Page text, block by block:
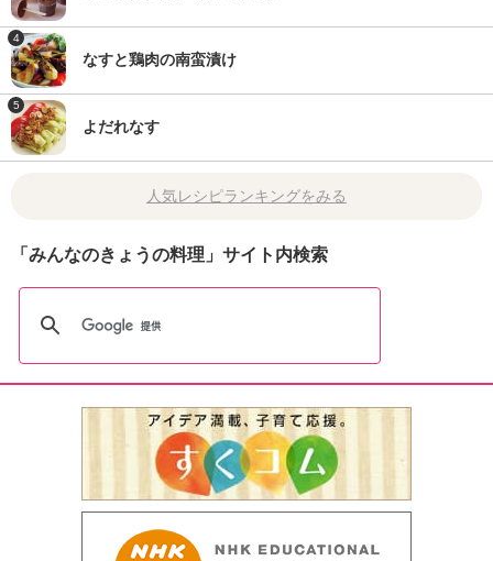
4
なすと鶏肉の南蛮漬け
5
よだれなす
人気レシピランキングをみる
「みんなのきょうの料理」サイト内検索